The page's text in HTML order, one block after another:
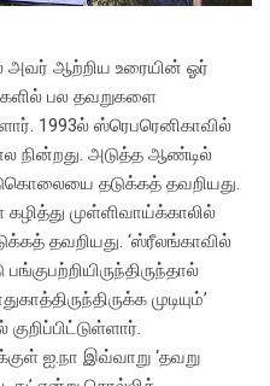
அவர் ஆற்றிய உரையின் ஓர்
பல தவறுகளை
1993ல் ஸ்ரெபரெனிகாவில்
நின்றது. அடுத்த ஆண்டில்
தடுக்கத் தவறியது.
முள்ளிவாய்க்காலில்
தவறியது. ‘ஸ்ரீலங்காவில்
முடியும்’
ஐ.நா இவ்வாறு ‘தவறு